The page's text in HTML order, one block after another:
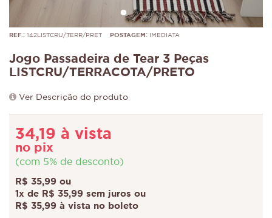
REF.: 142LISTCRU/TERR/PRET POSTAGEM: IMEDIATA
Jogo Passadeira de Tear 3 Peças
LISTCRU/TERRACOTA/PRETO
Ver Descrição do produto
34,19 à vista
no pix
(com 5% de desconto)
R$ 35,99 ou
1x de R$ 35,99 sem juros ou
R$ 35,99 à vista no boleto